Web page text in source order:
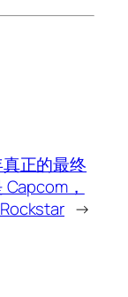
正的最终
，
→